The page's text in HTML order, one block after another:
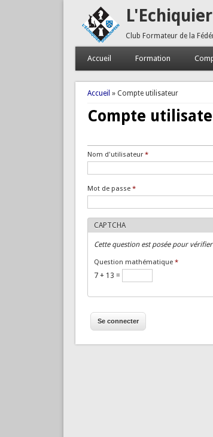
Club Formateur de la
Accueil Formation
Vous êtes ici
Accueil » Compte utilisateur
Compte
Onglets principaux
Tertiary tabs
Nom d'utilisateur*
Mot de passe *
CAPTCHA
Cette question est posée pour
Question mathématique *
7 + 13 =